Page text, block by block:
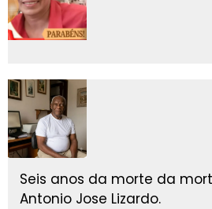
Seis anos da morte da
Antonio Jose Lizardo.